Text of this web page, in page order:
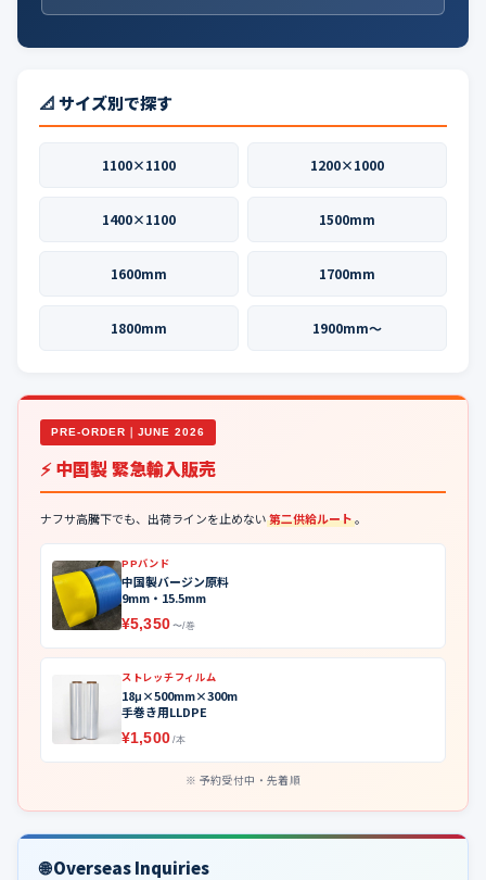
📐 サイズ別で探す
1100×1100 1200×1000
1400×1100 1500mm
1600mm 1700mm
1800mm 1900mm〜
PRE-ORDER｜JUNE 2026
⚡ 中国製 緊急輸入販売
ナフサ高騰下でも、出荷ラインを止めない第二供給ルート。
PPバンド
中国製バージン原料
9mm・15.5mm
¥5,350 〜/巻
ストレッチフィルム
18μ×500mm×300m
手巻き用LLDPE
¥1,500 /本
予約受付中・先着順
🌐 Overseas Inquiries